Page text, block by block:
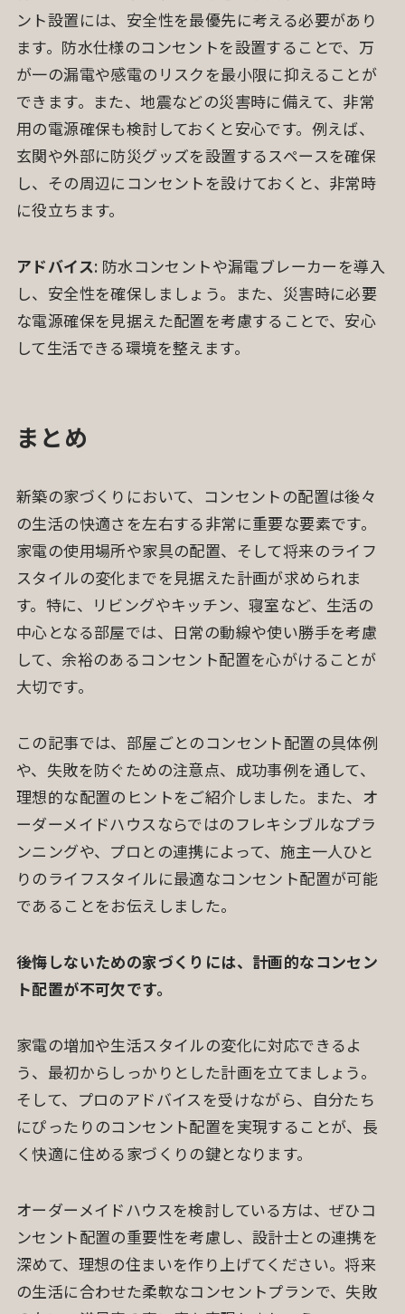
ント設置には、安全性を最優先に考える必要があり
ます。防水仕様のコンセントを設置することで、万
が一の漏電や感電のリスクを最小限に抑えることが
できます。また、地震などの災害時に備えて、非常
用の電源確保も検討しておくと安心です。例えば、
玄関や外部に防災グッズを設置するスペースを確保
し、その周辺にコンセントを設けておくと、非常時
に役立ちます。
アドバイス: 防水コンセントや漏電ブレーカーを導入
し、安全性を確保しましょう。また、災害時に必要
な電源確保を見据えた配置を考慮することで、安心
して生活できる環境を整えます。
まとめ
新築の家づくりにおいて、コンセントの配置は後々
の生活の快適さを左右する非常に重要な要素です。
家電の使用場所や家具の配置、そして将来のライフ
スタイルの変化までを見据えた計画が求められま
す。特に、リビングやキッチン、寝室など、生活の
中心となる部屋では、日常の動線や使い勝手を考慮
して、余裕のあるコンセント配置を心がけることが
大切です。
この記事では、部屋ごとのコンセント配置の具体例
や、失敗を防ぐための注意点、成功事例を通して、
理想的な配置のヒントをご紹介しました。また、オ
ーダーメイドハウスならではのフレキシブルなプラ
ンニングや、プロとの連携によって、施主一人ひと
りのライフスタイルに最適なコンセント配置が可能
であることをお伝えしました。
後悔しないための家づくりには、計画的なコンセン
ト配置が不可欠です。
家電の増加や生活スタイルの変化に対応できるよ
う、最初からしっかりとした計画を立てましょう。
そして、プロのアドバイスを受けながら、自分たち
にぴったりのコンセント配置を実現することが、長
く快適に住める家づくりの鍵となります。
オーダーメイドハウスを検討している方は、ぜひコ
ンセント配置の重要性を考慮し、設計士との連携を
深めて、理想の住まいを作り上げてください。将来
の生活に合わせた柔軟なコンセントプランで、失敗